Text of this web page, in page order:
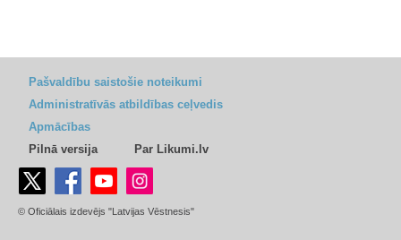
Pašvaldību saistošie noteikumi
Administratīvās atbildības ceļvedis
Apmācības
Pilnā versija
Par Likumi.lv
© Oficiālais izdevējs "Latvijas Vēstnesis"